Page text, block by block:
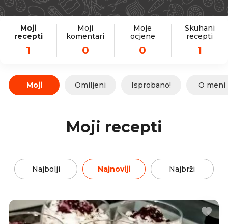
Moji
recepti
1
Moji
komentari
0
Moje
ocjene
0
Skuhani
recepti
1
Moji Omiljeni Isprobano! O meni
Moji recepti
Najbolji Najnoviji Najbrži